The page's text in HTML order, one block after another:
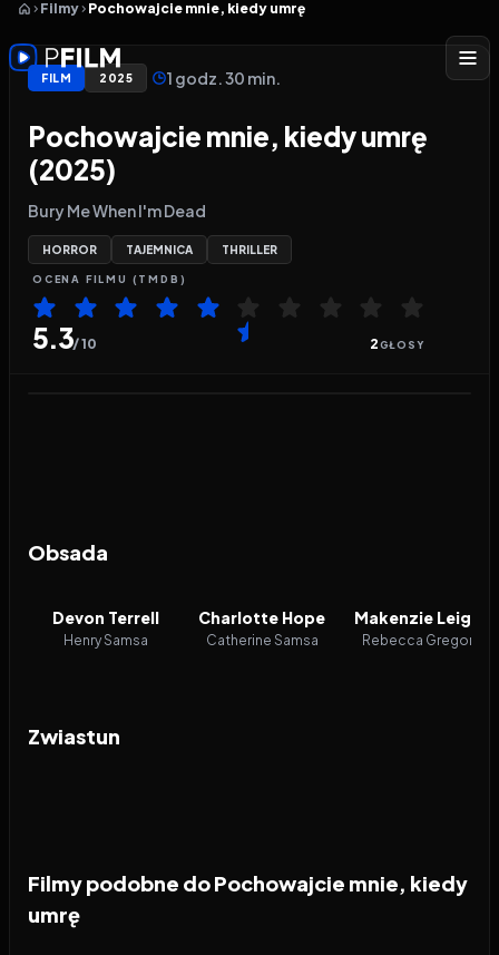
Filmy Pochowajcie mnie, kiedy umrę
FILM 2025 1 godz. 30 min.
Pochowajcie mnie, kiedy umrę
(2025)
Bury Me When I'm Dead
HORROR TAJEMNICA THRILLER
OCENA FILMU (TMDB)
5.3/ 10 2GŁOSY
Obsada
Devon Terrell
Henry Samsa
Charlotte Hope
Catherine Samsa
Makenzie Leigh
Rebecca Gregor
Zwiastun
Filmy podobne do Pochowajcie mnie, kiedy
umrę